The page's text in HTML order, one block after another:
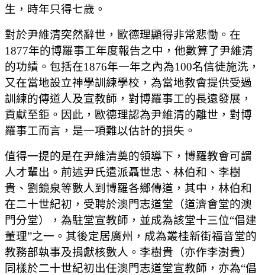
生，時年只得七歲。
對於尹維清突然辭世，歐德理顯得非常悲慟。在
1877年的博羅事工年度報告之中，他數算了尹維清
的功績。包括在1876年一年之內為100名信徒施洗，
又在當地設立神學訓練學校，為當地教會提供受過
訓練的傳道人及宣教師，對博羅事工的長遠發展，
貢獻至鉅。因此，歐德理認為尹維清的離世，對博
羅事工而言，是一項難以估計的損失。
值得一提的是在尹維清奠的領導下，博羅教會可謂
人才輩出。前述尹氏遣派聶世忠、林伯和、李樹
貴、劉鏡泉等數人到博羅各鄉傳道，其中，林伯和
在二十世紀初，受聘於澳門志道堂（道濟會堂的澳
門分堂），為駐堂宣教師，並成為該堂十三位“倡建
董理”之一。其後定居廣州，成為叢桂新街福音堂的
教務部執事及捐獻核數人。李樹貴（亦作李澍貴）
同樣於二十世紀初出任澳門志道堂宣教師，亦為“倡